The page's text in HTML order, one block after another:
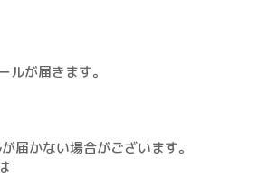
が届きます。
届かない場合がございます。